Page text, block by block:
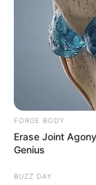
FORGE BODY
Erase Joint
Genius
BUZZ DAY